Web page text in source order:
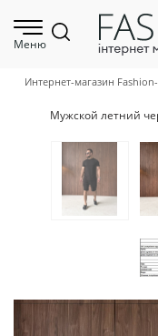
Меню
Интернет-магазин
Мужской летний